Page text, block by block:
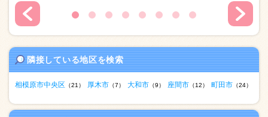
隣接している地区を検索
相模原市中央区 （21） 厚木市 （7） 大和市 （9） 座間市 （12） 町田市 （24）